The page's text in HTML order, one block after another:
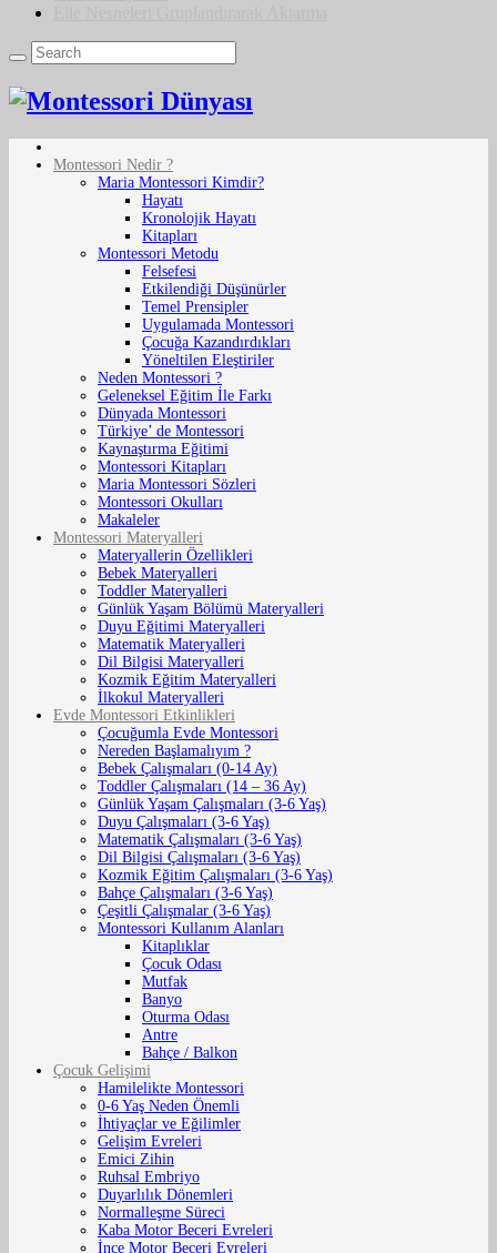
Montessori Nedir ?
Maria Montessori Kimdir?
Hayatı
Kronolojik Hayatı
Kitapları
Montessori Metodu
Felsefesi
Etkilendiği Düşünürler
Temel Prensipler
Uygulamada Montessori
Çocuğa Kazandırdıkları
Yöneltilen Eleştiriler
Neden Montessori ?
Geleneksel Eğitim İle Farkı
Dünyada Montessori
Türkiye’ de Montessori
Kaynaştırma Eğitimi
Montessori Kitapları
Maria Montessori Sözleri
Montessori Okulları
Makaleler
Montessori Materyalleri
Materyallerin Özellikleri
Bebek Materyalleri
Toddler Materyalleri
Günlük Yaşam Bölümü Materyalleri
Duyu Eğitimi Materyalleri
Matematik Materyalleri
Dil Bilgisi Materyalleri
Kozmik Eğitim Materyalleri
İlkokul Materyalleri
Evde Montessori Etkinlikleri
Çocuğumla Evde Montessori
Nereden Başlamalıyım ?
Bebek Çalışmaları (0-14 Ay)
Toddler Çalışmaları (14 – 36 Ay)
Günlük Yaşam Çalışmaları (3-6 Yaş)
Duyu Çalışmaları (3-6 Yaş)
Matematik Çalışmaları (3-6 Yaş)
Dil Bilgisi Çalışmaları (3-6 Yaş)
Kozmik Eğitim Çalışmaları (3-6 Yaş)
Bahçe Çalışmaları (3-6 Yaş)
Çeşitli Çalışmalar (3-6 Yaş)
Montessori Kullanım Alanları
Kitaplıklar
Çocuk Odası
Mutfak
Banyo
Oturma Odası
Antre
Bahçe / Balkon
Çocuk Gelişimi
Hamilelikte Montessori
0-6 Yaş Neden Önemli
İhtiyaçlar ve Eğilimler
Gelişim Evreleri
Emici Zihin
Ruhsal Embriyo
Duyarlılık Dönemleri
Normalleşme Süreci
Kaba Motor Beceri Evreleri
İnce Motor Beceri Evreleri